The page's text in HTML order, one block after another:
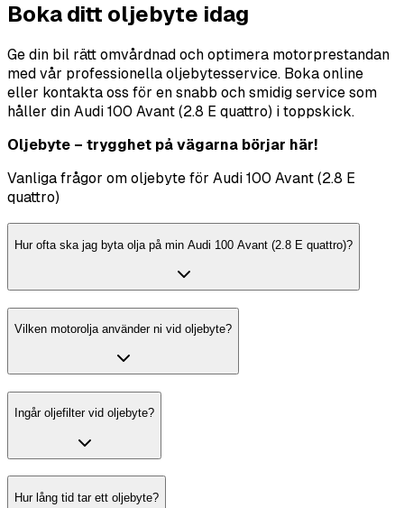
Boka ditt oljebyte idag
Ge din bil rätt omvårdnad och optimera motorprestandan
med vår professionella oljebytesservice. Boka online
eller kontakta oss för en snabb och smidig service som
håller din Audi 100 Avant (2.8 E quattro) i toppskick.
Oljebyte – trygghet på vägarna börjar här!
Vanliga frågor om oljebyte för Audi 100 Avant (2.8 E
quattro)
Hur ofta ska jag byta olja på min Audi 100 Avant (2.8 E quattro)?
Vilken motorolja använder ni vid oljebyte?
Ingår oljefilter vid oljebyte?
Hur lång tid tar ett oljebyte?